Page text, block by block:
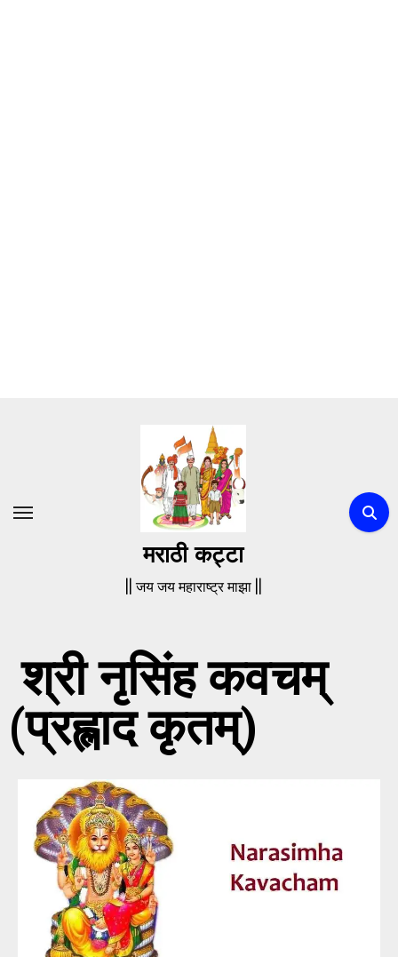
मराठी कट्टा
|| जय जय महाराष्ट्र माझा ||
श्री नृसिंह कवचम्
(प्रह्लाद कृतम्)